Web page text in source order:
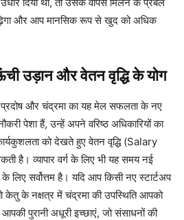
और आप मानसिक रूप से खुद को अधिक
उड़ान और वेतन वृद्धि के योग
और चंद्रमा का यह मेल सफलता के नए
पेशा हैं, उन्हें अपने वरिष्ठ अधिकारियों का
को देखते हुए वेतन वृद्धि (Salary
है। व्यापार वर्ग के लिए भी यह समय नई
लिए सर्वोत्तम है। यदि आप किसी नए स्टार्टअप
केतु के नक्षत्र में चंद्रमा की उपस्थिति आपको
पुरानी अधूरी इच्छाएं, जो संसाधनों की